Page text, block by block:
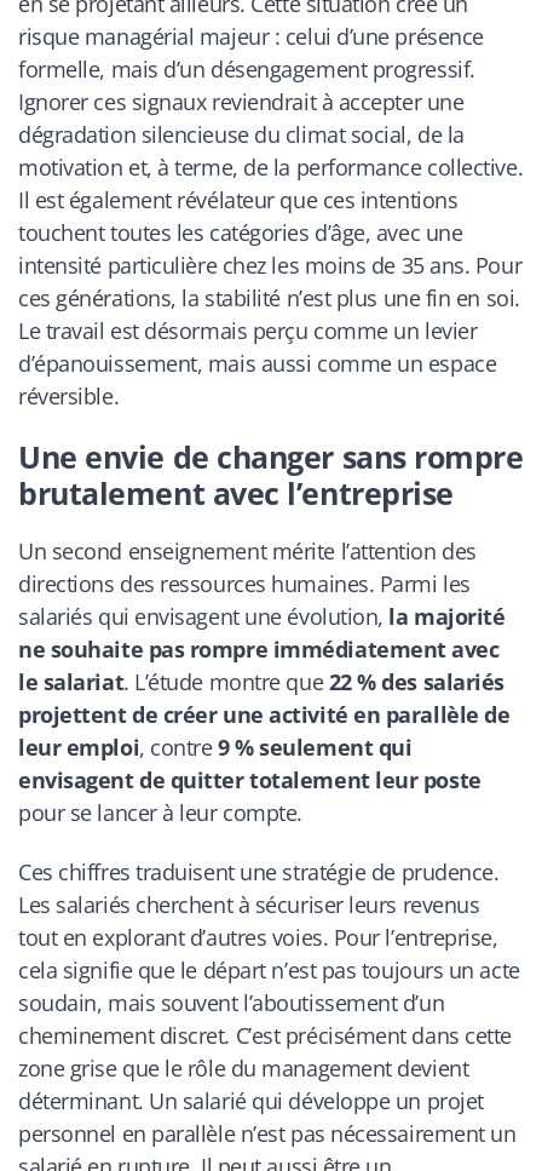
risque managérial majeur : celui d’une présence
formelle, mais d’un désengagement progressif.
Ignorer ces signaux reviendrait à accepter une
dégradation silencieuse du climat social, de la
motivation et, à terme, de la performance collective.
Il est également révélateur que ces intentions
touchent toutes les catégories d’âge, avec une
intensité particulière chez les moins de 35 ans. Pour
ces générations, la stabilité n’est plus une fin en soi.
Le travail est désormais perçu comme un levier
d’épanouissement, mais aussi comme un espace
réversible.
Une envie de changer sans rompre
brutalement avec l’entreprise
Un second enseignement mérite l’attention des
directions des ressources humaines. Parmi les
salariés qui envisagent une évolution, la majorité
ne souhaite pas rompre immédiatement avec
le salariat. L’étude montre que22 % des salariés
projettent de créer une activité en parallèle de
leur emploi, contre9 % seulement qui
envisagent de quitter totalement leur poste
pour se lancer à leur compte.
Ces chiffres traduisent une stratégie de prudence.
Les salariés cherchent à sécuriser leurs revenus
tout en explorant d’autres voies. Pour l’entreprise,
cela signifie que le départ n’est pas toujours un acte
soudain, mais souvent l’aboutissement d’un
cheminement discret. C’est précisément dans cette
zone grise que le rôle du management devient
déterminant. Un salarié qui développe un projet
personnel en parallèle n’est pas nécessairement un